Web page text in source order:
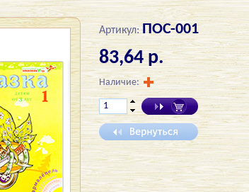
Артикул:ПОС-001
83,64 р.
Наличие: